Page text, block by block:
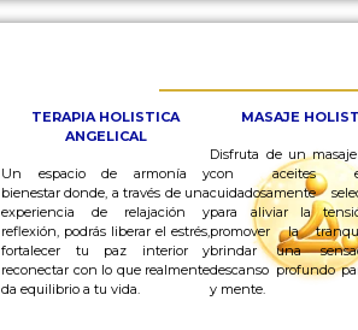
TERAPIA HOLISTICA
ANGELICAL
Un espacio de armonía y
bienestar donde, a través de una
experiencia de relajación y
reflexión, podrás liberar el estrés,
fortalecer tu paz interior y
reconectar con lo que realmente
da equilibrio a tu vida.
MASAJE
Disfruta de un
con aceites
cuidadosamente
para aliviar la
promover la
brindar una
descanso profundo
y mente.